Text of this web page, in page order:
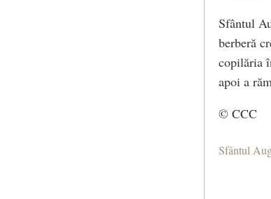
Sfântul
berberă
copilăria
apoi a
© CCC
Sfântul